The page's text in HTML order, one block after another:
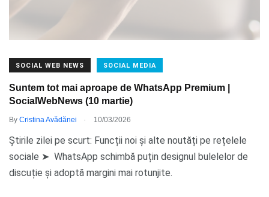
SOCIAL WEB NEWS SOCIAL MEDIA
Suntem tot mai aproape de WhatsApp Premium |
SocialWebNews (10 martie)
By Cristina Avădănei . 10/03/2026
Știrile zilei pe scurt: Funcții noi și alte noutăți pe rețelele
sociale ➤ WhatsApp schimbă puțin designul bulelelor de
discuție și adoptă margini mai rotunjite.